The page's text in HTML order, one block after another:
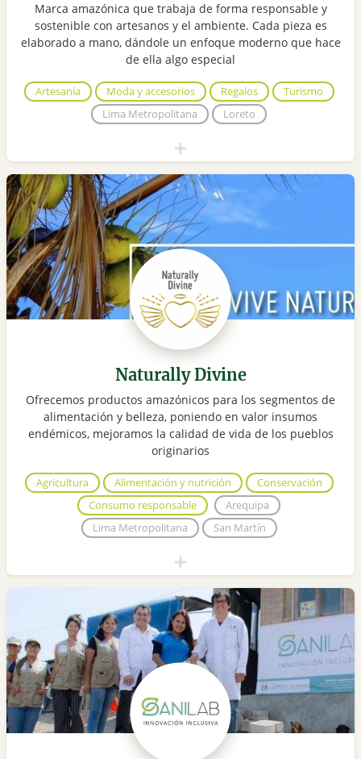
Marca amazónica que trabaja de forma responsable y
sostenible con artesanos y el ambiente. Cada pieza es
elaborado a mano, dándole un enfoque moderno que hace
de ella algo especial
Artesanía Moda y accesorios Regalos
Turismo
Lima Metropolitana
Loreto
Naturally Divine
Ofrecemos productos amazónicos para los segmentos de
alimentación y belleza, poniendo en valor insumos
endémicos, mejoramos la calidad de vida de los pueblos
originarios
Agricultura Alimentación y nutrición
Conservación
Consumo responsable
Arequipa
Lima Metropolitana
San Martín